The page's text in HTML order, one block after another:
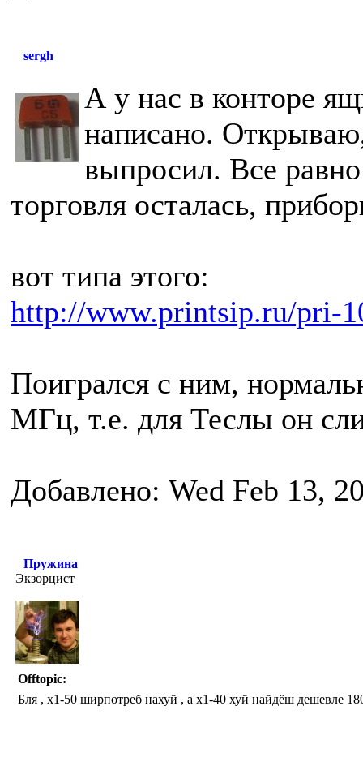
sergh
А у нас в конторе
написано.
выпросил. Все
торговля осталась,
вот типа этого:
http://www.printsip.ru/pri-
Поигрался с ним,
МГц, т.е. для Теслы он
Добавлено: Wed Feb 13,
Пружина
Экзорцист
Offtopic:
Бля , х1-50 ширпотреб нахуй , а х1-40 хуй найдёш дешевле